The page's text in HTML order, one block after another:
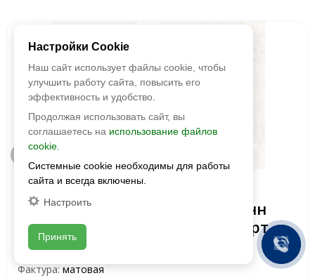
требованию производителей,
на сайте указаны, в основном,
поставками на строительные
объекты. Размер скидки
зависит от объема заказа.
Оставьте заявку и получите
индивидуальное
Без бренда
Керамогранит Conn Pearl (Конн
Перл) 1191x595 матовый 2 сорт
Размер:1191x595
Фактура: матовая
Настройки Cookie
Наш сайт использует файлы cookie, чтобы
улучшить работу сайта, повысить его
эффективность и удобство.
Продолжая использовать сайт, вы
соглашаетесь на использование файлов
cookie.
Системные cookie необходимы для работы
сайта и всегда включены.
Настроить
Принять